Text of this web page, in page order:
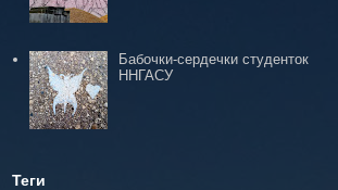
Бабочки-сердечки студенток
ННГАСУ
Теги